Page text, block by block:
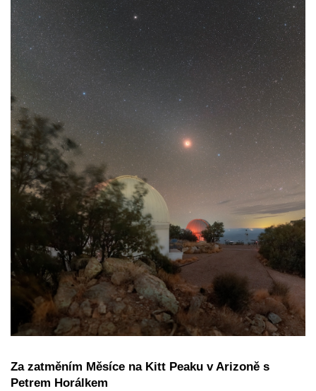
Za zatměním Měsíce na Kitt Peaku v Arizoně s
Petrem Horálkem